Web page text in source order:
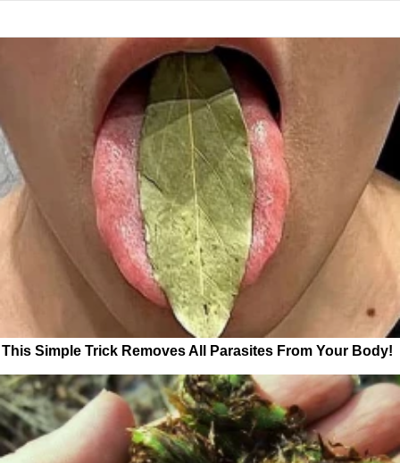
This Simple Trick Removes All Parasites From Your Body!